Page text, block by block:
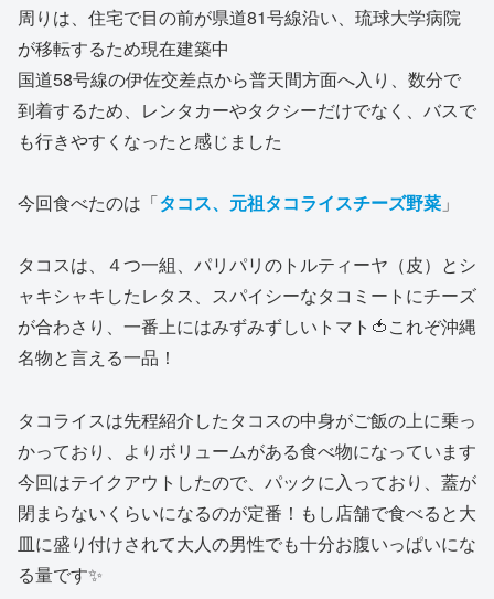
周りは、住宅で目の前が県道81号線沿い、琉球大学病院
が移転するため現在建築中
国道58号線の伊佐交差点から普天間方面へ入り、数分で
到着するため、レンタカーやタクシーだけでなく、バスで
も行きやすくなったと感じました
今回食べたのは「タコス、元祖タコライスチーズ野菜 」
タコスは、４つ一組、パリパリのトルティーヤ（皮）とシ
ャキシャキしたレタス、スパイシーなタコミートにチーズ
が合わさり、一番上にはみずみずしいトマト🍅これぞ沖縄
名物と言える一品！
タコライスは先程紹介したタコスの中身がご飯の上に乗っ
かっており、よりボリュームがある食べ物になっています
今回はテイクアウトしたので、パックに入っており、蓋が
閉まらないくらいになるのが定番！もし店舗で食べると大
皿に盛り付けされて大人の男性でも十分お腹いっぱいにな
る量です✨